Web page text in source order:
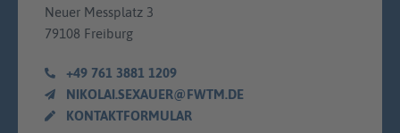
Neuer Messplatz 3
79108 Freiburg
+49 761 3881 1209
NIKOLAI.SEXAUER@FWTM.DE
KONTAKTFORMULAR